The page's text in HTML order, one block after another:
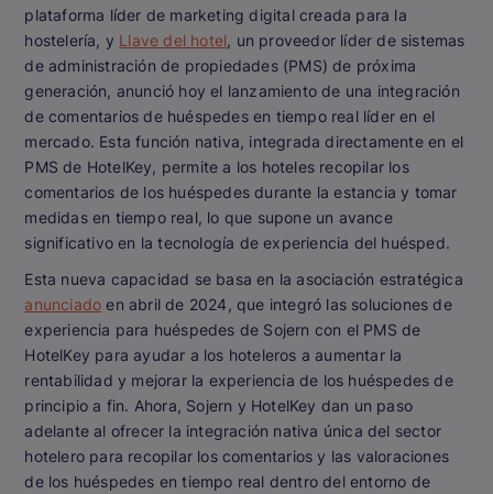
plataforma líder de marketing digital creada para la
hostelería, y Llave del hotel, un proveedor líder de sistemas
de administración de propiedades (PMS) de próxima
generación, anunció hoy el lanzamiento de una integración
de comentarios de huéspedes en tiempo real líder en el
mercado. Esta función nativa, integrada directamente en el
PMS de HotelKey, permite a los hoteles recopilar los
comentarios de los huéspedes durante la estancia y tomar
medidas en tiempo real, lo que supone un avance
significativo en la tecnología de experiencia del huésped.
Esta nueva capacidad se basa en la asociación estratégica
anunciado en abril de 2024, que integró las soluciones de
experiencia para huéspedes de Sojern con el PMS de
HotelKey para ayudar a los hoteleros a aumentar la
rentabilidad y mejorar la experiencia de los huéspedes de
principio a fin. Ahora, Sojern y HotelKey dan un paso
adelante al ofrecer la integración nativa única del sector
hotelero para recopilar los comentarios y las valoraciones
de los huéspedes en tiempo real dentro del entorno de